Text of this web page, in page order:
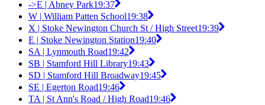
->E | Abney Park19:37
W | William Patten School19:38
X | Stoke Newington Church St / High Street19:39
E | Stoke Newington Station19:40
SA | Lynmouth Road19:42
SB | Stamford Hill Library19:43
SD | Stamford Hill Broadway19:45
SE | Egerton Road19:46
TA | St Ann's Road / High Road19:46